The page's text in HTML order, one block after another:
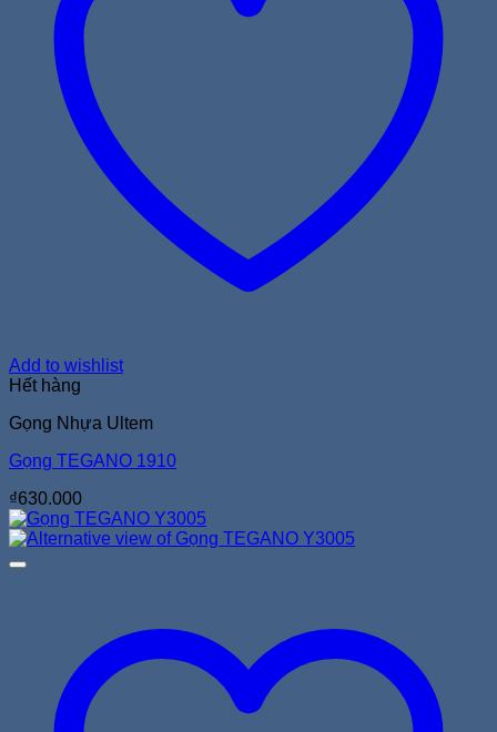
Add to wishlist
Hết hàng
Gọng Nhựa Ultem
Gọng TEGANO 1910
₫630.000